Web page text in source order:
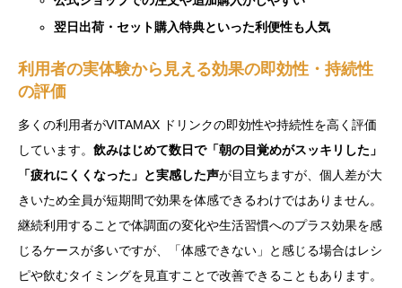
翌日出荷・セット購入特典といった利便性も人気
利用者の実体験から見える効果の即効性・持続性
の評価
多くの利用者がVITAMAX ドリンクの即効性や持続性を高く評価
しています。 飲みはじめて数日で「朝の目覚めがスッキリした」
「疲れにくくなった」と実感した声が目立ちますが、個人差が大
きいため全員が短期間で効果を体感できるわけではありません。
継続利用することで体調面の変化や生活習慣へのプラス効果を感
じるケースが多いですが、「体感できない」と感じる場合はレシ
ピや飲むタイミングを見直すことで改善できることもあります。